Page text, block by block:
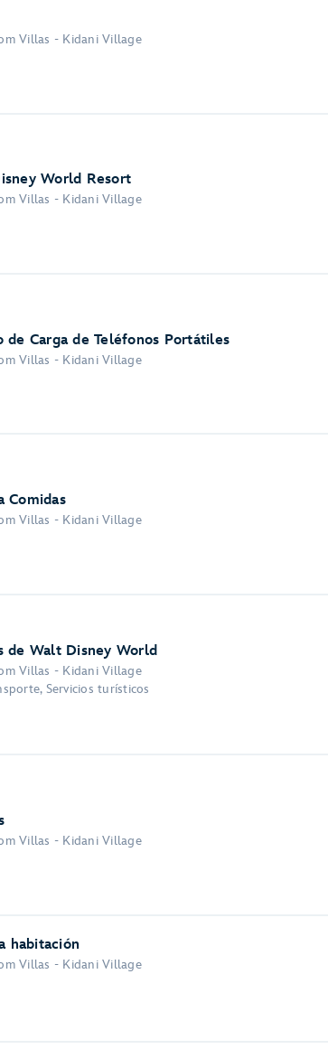
Villas - Kidani Village
World Resort
Villas - Kidani Village
de Carga de Teléfonos Portátiles
Villas - Kidani Village
Comidas
Villas - Kidani Village
de Walt Disney World
Villas - Kidani Village
Servicios turísticos
Villas - Kidani Village
habitación
Villas - Kidani Village